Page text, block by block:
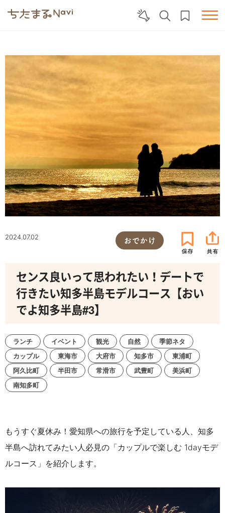
2024.07.02 おでかけ
センス良いって思われたい！デートで
行きたい知多半島モデルコース【おい
でよ知多半島#3】
ランチ イベント 観光 自然
季節ネタ
カップル
東海市 大府市 知多市
東浦町
阿久比町
半田市 常滑市 武豊町
美浜町
南知多町
もうすぐ夏休み！愛知県への旅行を予定している人、知多
半島へ訪れてみたい人必見の「カップルで楽しむ 1dayモデ
ルコース」を紹介します。